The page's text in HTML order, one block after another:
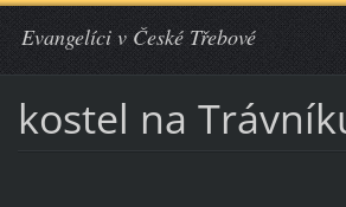
Evangelíci v České Třebové
kostel na